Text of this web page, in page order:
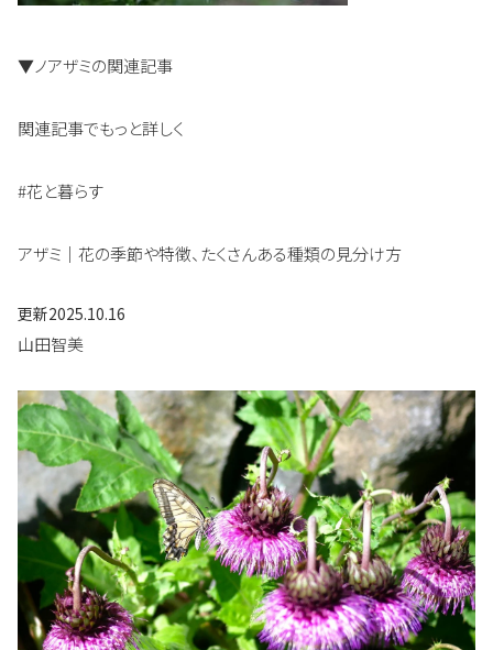
▼ノアザミの関連記事
関連記事でもっと詳しく
#花と暮らす
アザミ｜花の季節や特徴、たくさんある種類の見分け方
更新2025.10.16
山田智美